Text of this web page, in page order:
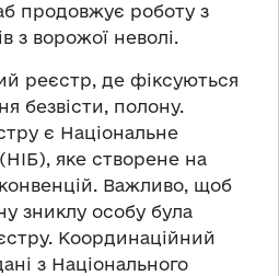
продовжує роботу з
з ворожої неволі.
реєстр, де фіксуються
безвісти, полону.
є Національне
яке створене на
Важливо, щоб
зниклу особу була
Координаційний
з Національного